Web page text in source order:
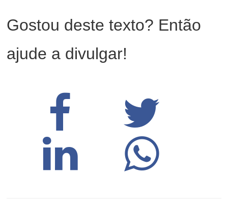
Gostou deste texto? Então
ajude a divulgar!